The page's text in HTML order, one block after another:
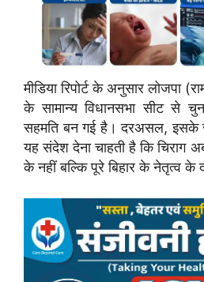
मीडिया रिपोर्ट के अनुसार लोजपा
के सामान्य विधानसभा सीट से
सहमति बन गई है। दरअसल, इसके
यह संदेश देना चाहती है कि चिराग
के नहीं बल्कि पूरे बिहार के नेतृत्व के